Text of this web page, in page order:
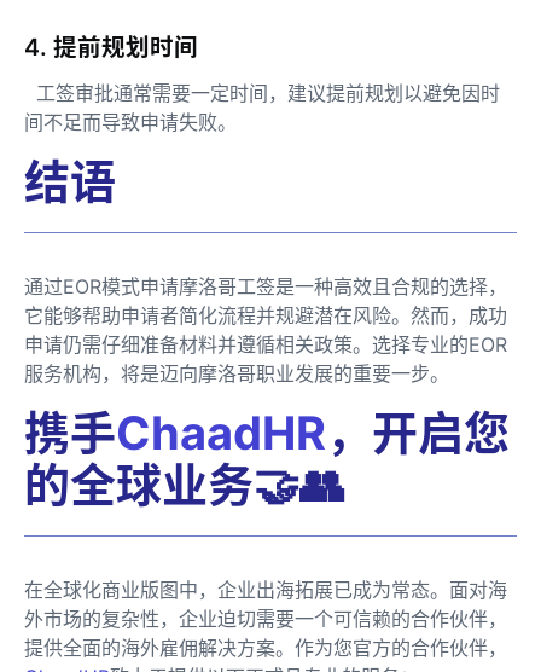
4. 提前规划时间
工签审批通常需要一定时间，建议提前规划以避免因时
间不足而导致申请失败。
结语
通过EOR模式申请摩洛哥工签是一种高效且合规的选择，
它能够帮助申请者简化流程并规避潜在风险。然而，成功
申请仍需仔细准备材料并遵循相关政策。选择专业的EOR
服务机构，将是迈向摩洛哥职业发展的重要一步。
携手ChaadHR，开启您
的全球业务🤝👥
在全球化商业版图中，企业出海拓展已成为常态。面对海
外市场的复杂性，企业迫切需要一个可信赖的合作伙伴，
提供全面的海外雇佣解决方案。作为您官方的合作伙伴，